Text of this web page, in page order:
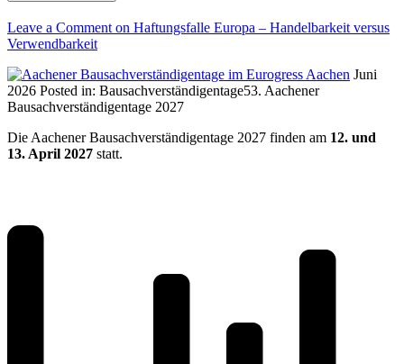
Leave a Comment on Haftungsfalle Europa – Handelbarkeit versus
Verwendbarkeit
Juni
2026 Posted in: Bausachverständigentage53. Aachener
Bausachverständigentage 2027
Die Aachener Bausachverständigentage 2027 finden am 12. und
13. April 2027 statt.